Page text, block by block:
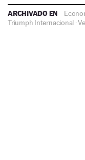
ARCHIVADO EN
Triumph Internacional ·